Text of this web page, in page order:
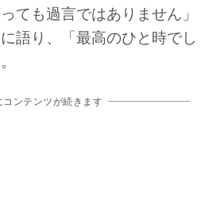
ても過言ではありません」
語り、「最高のひと時でし
ンテンツが続きます